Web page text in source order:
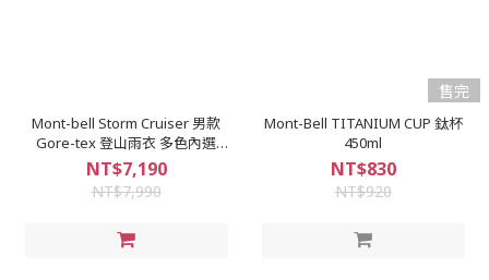
Mont-bell Storm Cruiser 男款
Gore-tex 登山雨衣 多色內選
#1128615
NT$7,190
NT$7,990
售完
Mont-Bell TITANIUM CUP 鈦杯
450ml
NT$830
NT$920